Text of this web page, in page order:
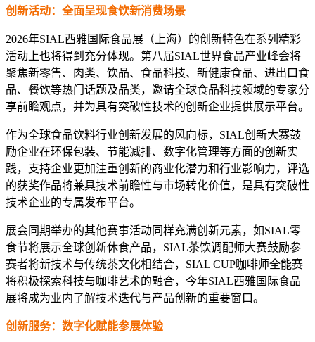
创新活动：全面呈现食饮新消费场景
2026年SIAL西雅国际食品展（上海）的创新特色在系列精彩
活动上也将得到充分体现。第八届SIAL世界食品产业峰会将
聚焦新零售、肉类、饮品、食品科技、新健康食品、进出口食
品、餐饮等热门话题及品类，邀请全球食品科技领域的专家分
享前瞻观点，并为具有突破性技术的创新企业提供展示平台。
作为全球食品饮料行业创新发展的风向标，SIAL创新大赛鼓
励企业在环保包装、节能减排、数字化管理等方面的创新实
践，支持企业更加注重创新的商业化潜力和行业影响力，评选
的获奖作品将兼具技术前瞻性与市场转化价值，是具有突破性
技术企业的专属发布平台。
展会同期举办的其他赛事活动同样充满创新元素，如SIAL零
食节将展示全球创新休食产品，SIAL茶饮调配师大赛鼓励参
赛者将新技术与传统茶文化相结合，SIAL CUP咖啡师全能赛
将积极探索科技与咖啡艺术的融合，今年SIAL西雅国际食品
展将成为业内了解技术迭代与产品创新的重要窗口。
创新服务：数字化赋能参展体验